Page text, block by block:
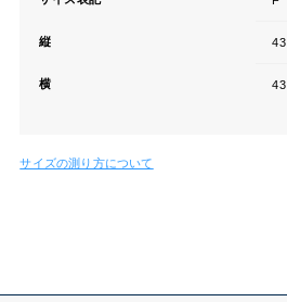
縦 43
横 43
サイズの測り方について